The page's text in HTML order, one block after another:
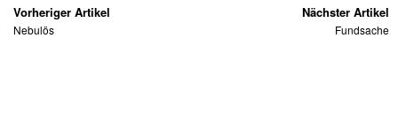
Vorheriger Artikel
Nebulös
Nächster Artikel
Fundsache